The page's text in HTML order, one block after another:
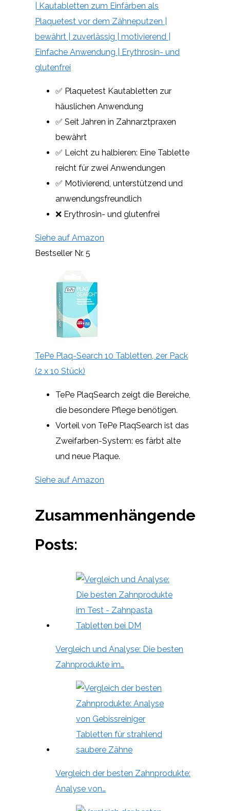
| Kautabletten zum Einfärben als
Plaquetest vor dem Zähneputzen |
bewährt | zuverlässig | motivierend |
Einfache Anwendung | Erythrosin- und
glutenfrei
✅ Plaquetest Kautabletten zur
häuslichen Anwendung
✅ Seit Jahren in Zahnarztpraxen
bewährt
✅ Leicht zu halbieren: Eine Tablette
reicht für zwei Anwendungen
✅ Motivierend, unterstützend und
anwendungsfreundlich
❌ Erythrosin- und glutenfrei
Siehe auf Amazon
Bestseller Nr. 5
TePe Plaq-Search 10 Tabletten, 2er Pack
(2 x 10 Stück)
TePe PlaqSearch zeigt die Bereiche,
die besondere Pflege benötigen.
Vorteil von TePe PlaqSearch ist das
Zweifarben-System: es färbt alte
und neue Plaque.
Siehe auf Amazon
Zusammenhängende
Posts:
Vergleich und Analyse: Die besten
Zahnprodukte im…
Vergleich der besten Zahnprodukte:
Analyse von…